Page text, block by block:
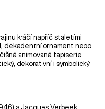
kráčí napříč staletími
dekadentní ornament nebo
animovaná tapiserie
dekorativní i symbolický
a Jacques Verbeek